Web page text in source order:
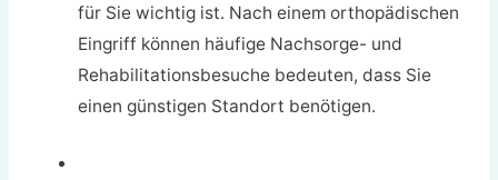
für Sie wichtig ist. Nach einem orthopädischen
Eingriff können häufige Nachsorge- und
Rehabilitationsbesuche bedeuten, dass Sie
einen günstigen Standort benötigen.